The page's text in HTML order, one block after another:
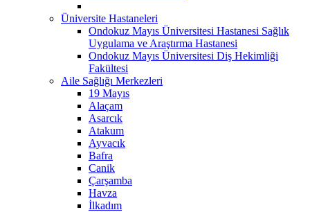
Üniversite Hastaneleri
Ondokuz Mayıs Üniversitesi Hastanesi Sağlık
Uygulama ve Araştırma Hastanesi
Ondokuz Mayıs Üniversitesi Diş Hekimliği
Fakültesi
Aile Sağlığı Merkezleri
19 Mayıs
Alaçam
Asarcık
Atakum
Ayvacık
Bafra
Canik
Çarşamba
Havza
İlkadım